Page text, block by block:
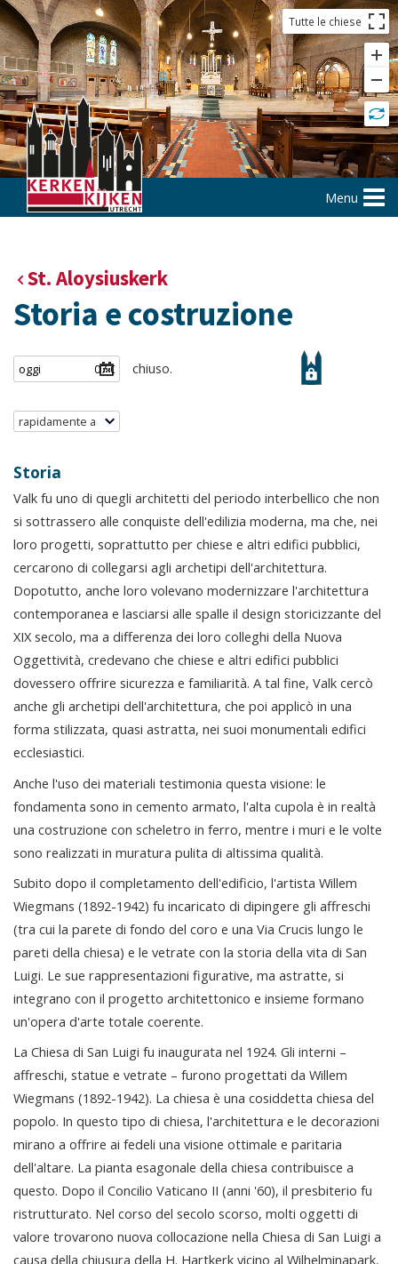
Tutte le chiese
Menu
St. Aloysiuskerk
Storia e costruzione
chiuso.
rapidamente a
Storia
Valk fu uno di quegli architetti del periodo interbellico che non
si sottrassero alle conquiste dell'edilizia moderna, ma che, nei
loro progetti, soprattutto per chiese e altri edifici pubblici,
cercarono di collegarsi agli archetipi dell'architettura.
Dopotutto, anche loro volevano modernizzare l'architettura
contemporanea e lasciarsi alle spalle il design storicizzante del
XIX secolo, ma a differenza dei loro colleghi della Nuova
Oggettività, credevano che chiese e altri edifici pubblici
dovessero offrire sicurezza e familiarità. A tal fine, Valk cercò
anche gli archetipi dell'architettura, che poi applicò in una
forma stilizzata, quasi astratta, nei suoi monumentali edifici
ecclesiastici.
Anche l'uso dei materiali testimonia questa visione: le
fondamenta sono in cemento armato, l'alta cupola è in realtà
una costruzione con scheletro in ferro, mentre i muri e le volte
sono realizzati in muratura pulita di altissima qualità.
Subito dopo il completamento dell'edificio, l'artista Willem
Wiegmans (1892-1942) fu incaricato di dipingere gli affreschi
(tra cui la parete di fondo del coro e una Via Crucis lungo le
pareti della chiesa) e le vetrate con la storia della vita di San
Luigi. Le sue rappresentazioni figurative, ma astratte, si
integrano con il progetto architettonico e insieme formano
un'opera d'arte totale coerente.
La Chiesa di San Luigi fu inaugurata nel 1924. Gli interni –
affreschi, statue e vetrate – furono progettati da Willem
Wiegmans (1892-1942). La chiesa è una cosiddetta chiesa del
popolo. In questo tipo di chiesa, l'architettura e le decorazioni
mirano a offrire ai fedeli una visione ottimale e paritaria
dell'altare. La pianta esagonale della chiesa contribuisce a
questo. Dopo il Concilio Vaticano II (anni '60), il presbiterio fu
ristrutturato. Nel corso del secolo scorso, molti oggetti di
valore trovarono nuova collocazione nella Chiesa di San Luigi a
causa della chiusura della H. Hartkerk vicino al Wilhelminapark,